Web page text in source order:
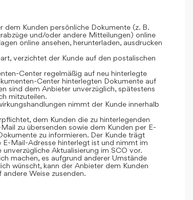
Kunden persönliche Dokumente (z. B.
und/oder andere Mitteilungen) online
online ansehen, herunterladen, ausdrucken
verzichtet der Kunde auf den postalischen
Center regelmäßig auf neu hinterlegte
Center hinterlegten Dokumente auf
sind dem Anbieter unverzüglich, spätestens
mitzuteilen.
nimmt der Kunde innerhalb
dem Kunden die zu hinterlegenden
zu übersenden sowie dem Kunden per E-
zu informieren. Der Kunde trägt
E-Mail-Adresse hinterlegt ist und nimmt im
Aktualisierung im SCO vor.
machen, es aufgrund anderer Umstände
wünscht, kann der Anbieter dem Kunden
Weise zusenden.